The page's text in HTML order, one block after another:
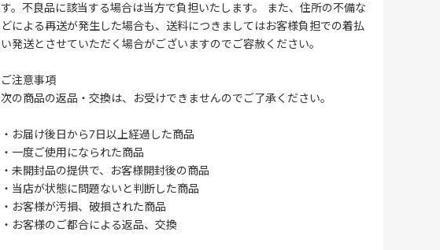
す。不良品に該当する場合は当方で負担いたします。 また、住所の不備な
どによる再送が発生した場合も、送料につきましてはお客様負担での着払
い発送とさせていただく場合がございますのでご容赦ください。
ご注意事項
次の商品の返品・交換は、お受けできませんのでご了承ください。
・お届け後日から7日以上経過した商品
・一度ご使用になられた商品
・未開封品の提供で、お客様開封後の商品
・当店が状態に問題ないと判断した商品
・お客様が汚損、破損された商品
・お客様のご都合による返品、交換